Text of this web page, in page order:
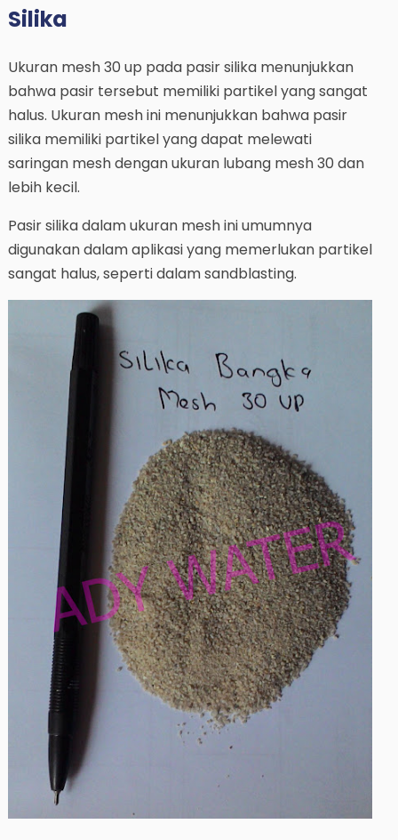
Silika
Ukuran mesh 30 up pada pasir silika menunjukkan
bahwa pasir tersebut memiliki partikel yang sangat
halus. Ukuran mesh ini menunjukkan bahwa pasir
silika memiliki partikel yang dapat melewati
saringan mesh dengan ukuran lubang mesh 30 dan
lebih kecil.
Pasir silika dalam ukuran mesh ini umumnya
digunakan dalam aplikasi yang memerlukan partikel
sangat halus, seperti dalam sandblasting.